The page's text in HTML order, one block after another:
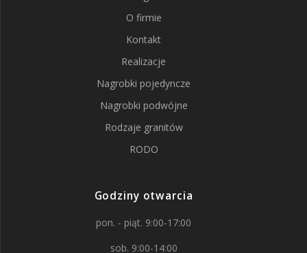
O firmie
Kontakt
Realizacje
Nagrobki pojedyncze
Nagrobki podwójne
Rodzaje granitów
RODO
Godziny otwarcia
pon. - piąt. 9:00-17:00
sob. 9:00-14:00